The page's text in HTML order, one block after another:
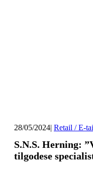
28/05/2024| Retail / E-
S.N.S. Herning:
tilgodese